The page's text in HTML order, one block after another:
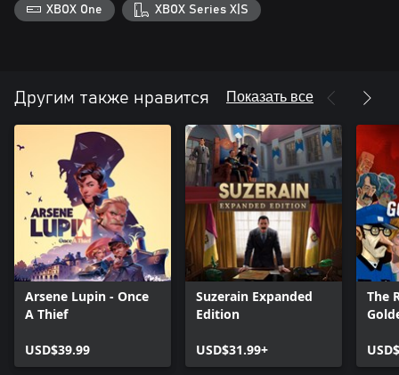
XBOX One XBOX Series X|S
Другим также нравится Показать все
Arsene Lupin - Once
A Thief
USD$39.99
Suzerain Expanded
Edition
USD$31.99+
The